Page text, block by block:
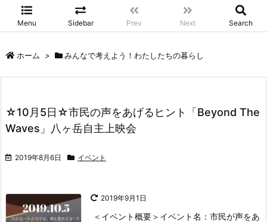
Menu Sidebar Prev Next Search
ホーム > みんなで考えよう！わたしたちの暮らし
☆10月5日☆市民の声をあげるヒント「Beyond The
Waves」八ヶ岳自主上映会
2019年8月6日 イベント
2019年9月1日
＜イベント概要＞ イベント名：市民が声をあ